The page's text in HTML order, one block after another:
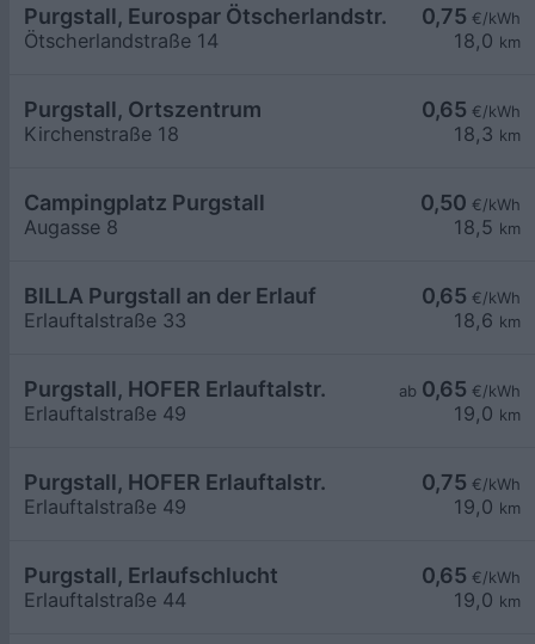
0,75 €/kWh
18,0 km
Purgstall, Eurospar Ötscherlandstr.
Ötscherlandstraße 14
0,65 €/kWh
18,3 km
Purgstall, Ortszentrum
Kirchenstraße 18
0,50 €/kWh
18,5 km
Campingplatz Purgstall
Augasse 8
0,65 €/kWh
18,6 km
BILLA Purgstall an der Erlauf
Erlauftalstraße 33
ab 0,65 €/kWh
19,0 km
Purgstall, HOFER Erlauftalstr.
Erlauftalstraße 49
0,75 €/kWh
19,0 km
Purgstall, HOFER Erlauftalstr.
Erlauftalstraße 49
0,65 €/kWh
19,0 km
Purgstall, Erlaufschlucht
Erlauftalstraße 44